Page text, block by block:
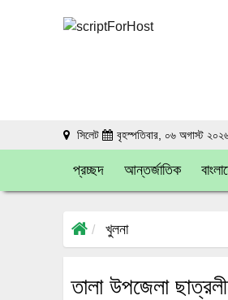
সিলেট বৃহস্পতিবার, ০৬ অগাস্ট
প্রচ্ছদ আন্তর্জাতিক
খুলনা
তালা উপজেলা